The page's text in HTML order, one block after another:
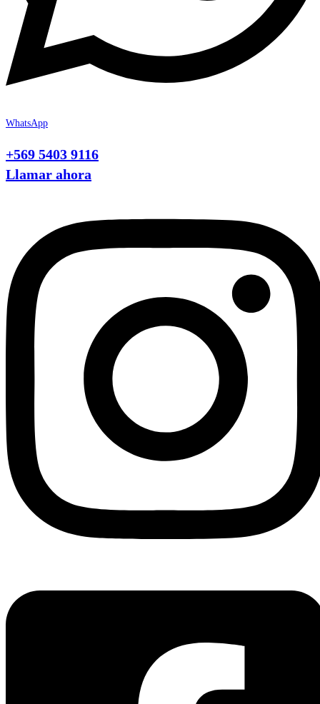
WhatsApp
+569 5403 9116
Llamar ahora